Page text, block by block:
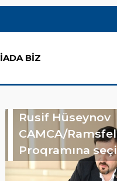
BİZ
Rusif Hüseynov
CAMCA/
Proqramına